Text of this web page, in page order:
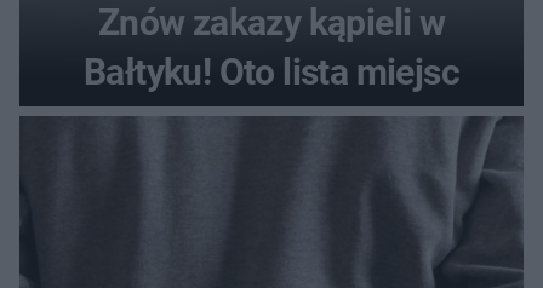
Znów zakazy kąpieli w
Bałtyku! Oto lista miejsc